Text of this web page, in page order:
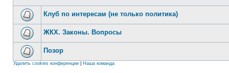
Клуб по интересам (не только политика)
ЖКХ. Законы. Вопросы
Позор
Удалить cookies конференции Наша команда